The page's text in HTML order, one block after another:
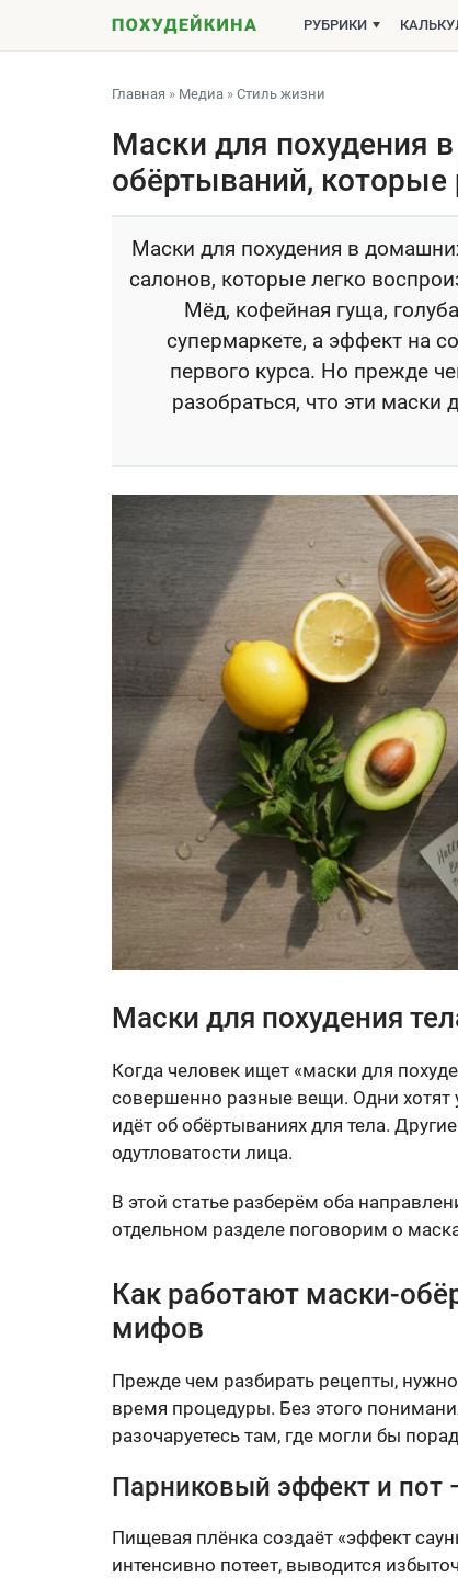
РУБРИКИ
Главная » Медиа » Стиль жизни
Маски для похудения
обёртываний, которые
Маски для похудения в
салонов, которые легко
Мёд, кофейная гуща,
супермаркете, а эффект на
первого курса. Но прежде
разобраться, что эти
Маски для похудения
Когда человек ищет «маски для
совершенно разные вещи. Одни хотят
идёт об обёртываниях для тела.
одутловатости лица.
В этой статье разберём оба
отдельном разделе поговорим о
Как работают маски-
мифов
Прежде чем разбирать рецепты,
время процедуры. Без этого
разочаруетесь там, где могли бы
Парниковый эффект и пот
Пищевая плёнка создаёт «эффект
интенсивно потеет, выводится